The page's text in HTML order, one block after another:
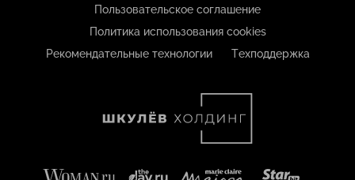
Пользовательское соглашение
Политика использования cookies
Рекомендательные технологии
Техподдержка